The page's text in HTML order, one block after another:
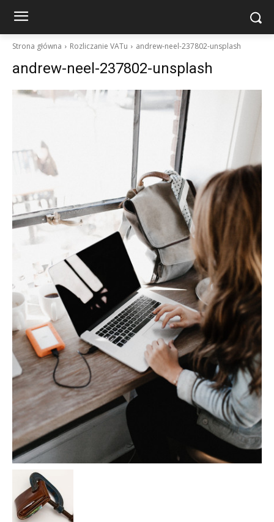
Strona główna Rozliczanie VATu andrew-neel-237802-unsplash
andrew-neel-237802-unsplash